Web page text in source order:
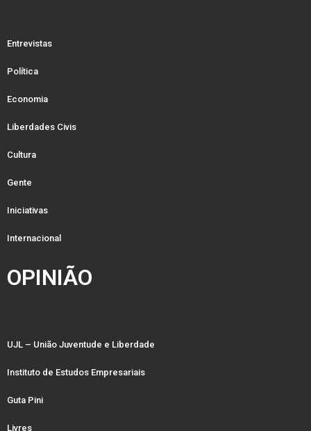
Entrevistas
Política
Economia
Liberdades Civis
Cultura
Gente
Iniciativas
Internacional
OPINIÃO
UJL – União Juventude e Liberdade
Instituto de Estudos Empresariais
Guta Pini
Livres